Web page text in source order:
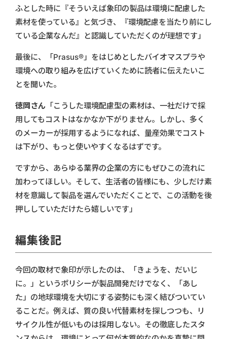
ふとした時に『そういえば象印の製品は環境に配慮した
素材を使っている』と気づき、『環境配慮を当たり前にし
ている企業なんだ』と認識していただくのが理想です」
最後に、「Prasus®」をはじめとしたバイオマスプラや
環境への取り組みを広げていくために読者に伝えたいこ
とを聞いた。
徳岡さん 「こうした環境配慮型の素材は、一社だけで採
用してもコストはなかなか下がりません。しかし、多く
のメーカーが採用するようになれば、量産効果でコスト
は下がり、もっと使いやすくなるはずです。
ですから、あらゆる業界の企業の方にもぜひこの流れに
加わってほしい。そして、生活者の皆様にも、少しだけ素
材を意識して製品を選んでいただくことで、この活動を後
押ししていただけたら嬉しいです」
編集後記
今回の取材で象印が示したのは、「きょうを、だいじ
に。」というポリシーが製品開発だけでなく、「あし
た」の地球環境を大切にする姿勢にも深く結びついてい
ることだ。例えば、質の良い代替素材を探しつつも、リ
サイクル性が低いものは採用しない。その徹底したスタ